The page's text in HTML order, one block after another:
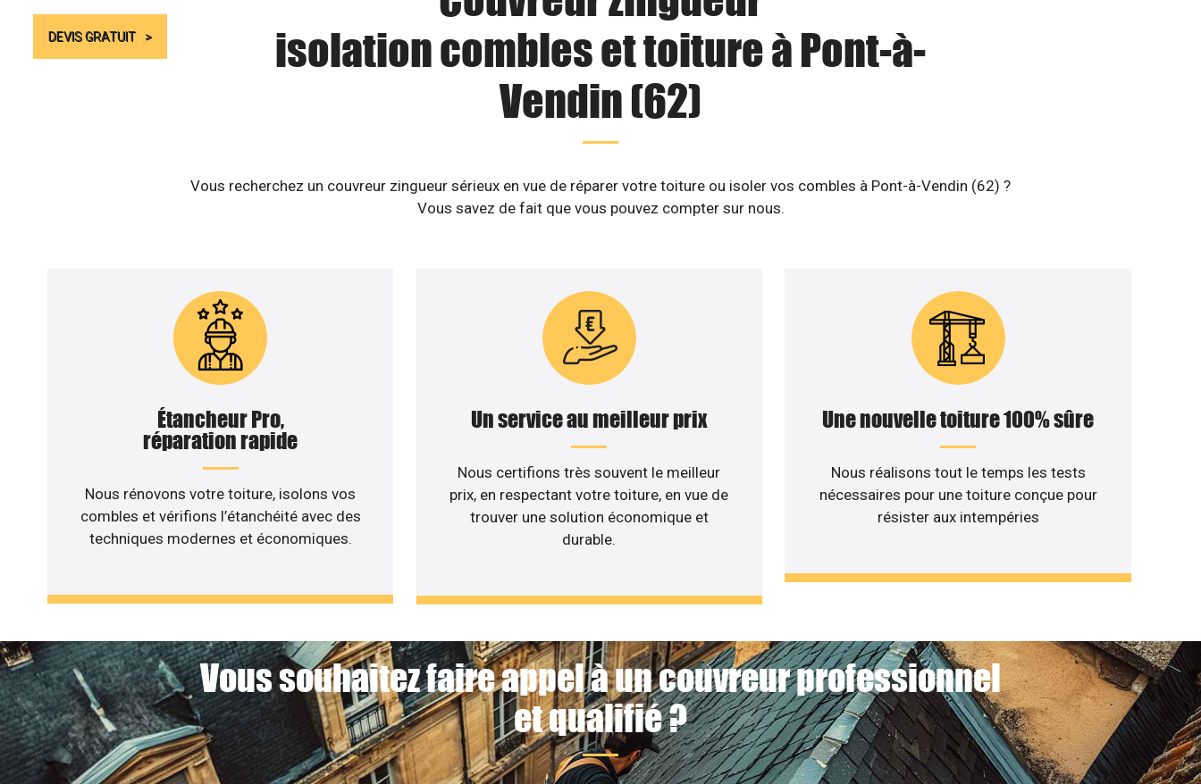
DEVIS GRATUIT
isolation combles et toiture à Pont-à-
Vendin (62)
Vous recherchez un couvreur zingueur sérieux en vue de réparer votre toiture ou isoler vos combles à Pont-à-Vendin (62) ?
Vous savez de fait que vous pouvez compter sur nous.
Étancheur Pro,
réparation rapide
Nous rénovons votre toiture, isolons vos
combles et vérifions l’étanchéité avec des
techniques modernes et économiques.
Un service au meilleur prix
Nous certifions très souvent le meilleur
prix, en respectant votre toiture, en vue de
trouver une solution économique et
durable.
Une nouvelle toiture 100% sûre
Nous réalisons tout le temps les tests
nécessaires pour une toiture conçue pour
résister aux intempéries
Vous souhaitez faire appel à un couvreur professionnel
et qualifié ?